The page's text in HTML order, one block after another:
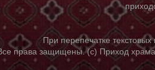
При перепечатке
права защищены. (с) Приход храма